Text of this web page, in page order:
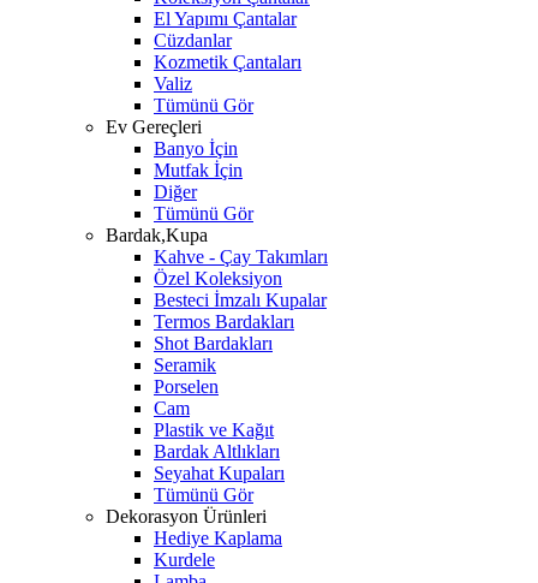
El Yapımı Çantalar
Cüzdanlar
Kozmetik Çantaları
Valiz
Tümünü Gör
Ev Gereçleri
Banyo İçin
Mutfak İçin
Diğer
Tümünü Gör
Bardak,Kupa
Kahve - Çay Takımları
Özel Koleksiyon
Besteci İmzalı Kupalar
Termos Bardakları
Shot Bardakları
Seramik
Porselen
Cam
Plastik ve Kağıt
Bardak Altlıkları
Seyahat Kupaları
Tümünü Gör
Dekorasyon Ürünleri
Hediye Kaplama
Kurdele